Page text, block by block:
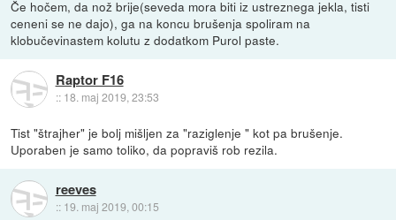
Če hočem, da nož brije(seveda mora biti iz ustreznega jekla, tisti
ceneni se ne dajo), ga na koncu brušenja spoliram na
klobučevinastem kolutu z dodatkom Purol paste.
Raptor F16
:: 18. maj 2019, 23:53
Tist "štrajher" je bolj mišljen za "raziglenje " kot pa brušenje.
Uporaben je samo toliko, da popraviš rob rezila.
reeves
:: 19. maj 2019, 00:15